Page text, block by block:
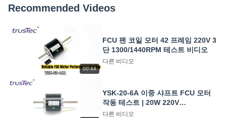
Recommended Videos
00:44
FCU 팬 코일 모터 42 프레임 220V 3
단 1300/1440RPM 테스트 비디오
다른 비디오
YSK-20-6A 이중 샤프트 FCU 모터
작동 테스트 | 20W 220V
935/1100RPM
다른 비디오